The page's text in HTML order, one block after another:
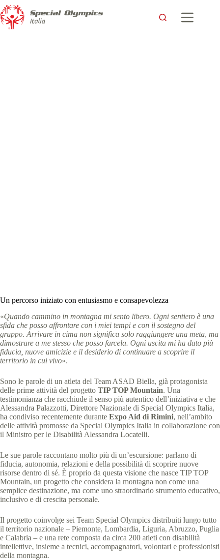
Un percorso iniziato con entusiasmo e consapevolezza
«Quando cammino in montagna mi sento libero. Ogni sentiero è una
sfida che posso affrontare con i miei tempi e con il sostegno del
gruppo. Arrivare in cima non significa solo raggiungere una meta, ma
dimostrare a me stesso che posso farcela. Ogni uscita mi ha dato più
fiducia, nuove amicizie e il desiderio di continuare a scoprire il
territorio in cui vivo».
Sono le parole di un atleta del Team ASAD Biella, già protagonista
delle prime attività del progetto TIP TOP Mountain. Una
testimonianza che racchiude il senso più autentico dell’iniziativa e che
Alessandra Palazzotti, Direttore Nazionale di Special Olympics Italia,
ha condiviso recentemente durante Expo Aid di Rimini, nell’ambito
delle attività promosse da Special Olympics Italia in collaborazione con
il Ministro per le Disabilità Alessandra Locatelli.
Le sue parole raccontano molto più di un’escursione: parlano di
fiducia, autonomia, relazioni e della possibilità di scoprire nuove
risorse dentro di sé. È proprio da questa visione che nasce TIP TOP
Mountain, un progetto che considera la montagna non come una
semplice destinazione, ma come uno straordinario strumento educativo,
inclusivo e di crescita personale.
Il progetto coinvolge sei Team Special Olympics distribuiti lungo tutto
il territorio nazionale – Piemonte, Lombardia, Liguria, Abruzzo, Puglia
e Calabria – e una rete composta da circa 200 atleti con disabilità
intellettive, insieme a tecnici, accompagnatori, volontari e professionisti
della montagna.